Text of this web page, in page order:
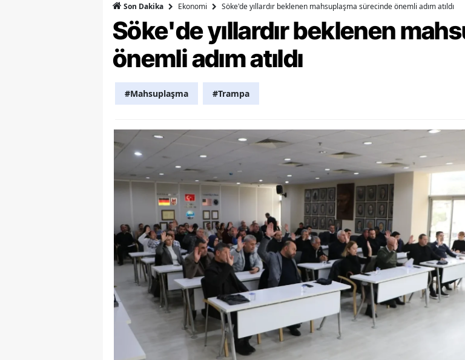
Muş
Nevşehir
Niğde
Sakarya
Sinop
Sivas
Tekirdağ
Tokat
Trabzon
Tunceli
Şanlıurfa
Son Dakika Ekonomi Söke'de yıllardır beklenen mahsuplaşma sürecinde önemli adım atıldı
Söke'de yıllardır beklenen
önemli adım atıldı
#Mahsuplaşma #Trampa